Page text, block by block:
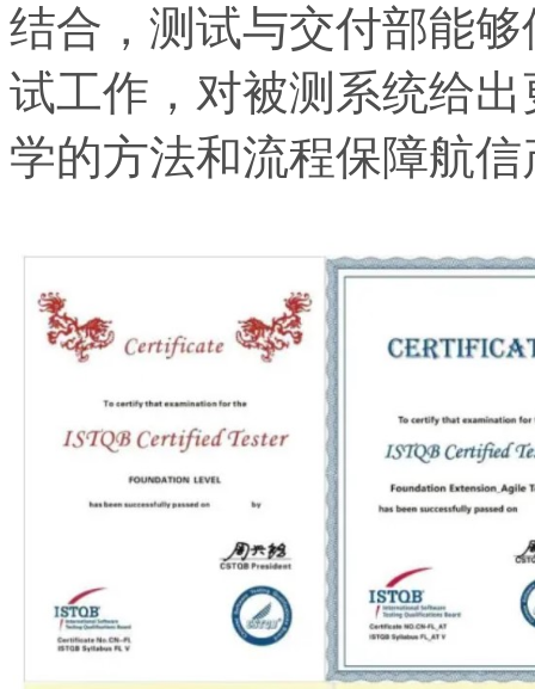
结合，测试与交付部能
试工作，对被测系统给
学的方法和流程保障航